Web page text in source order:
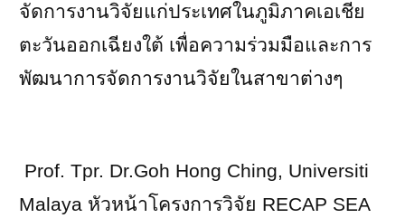
จัดการงานวิจัยแก่ประเทศในภูมิภาคเอเชีย
ตะวันออกเฉียงใต้ เพื่อความร่วมมือและการ
พัฒนาการจัดการงานวิจัยในสาขาต่างๆ
Prof. Tpr. Dr.Goh Hong Ching, Universiti
Malaya หัวหน้าโครงการวิจัย RECAP SEA